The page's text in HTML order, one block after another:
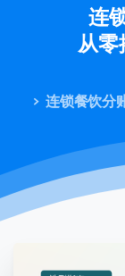
连
从零
连锁餐饮分